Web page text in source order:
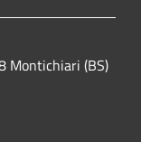
Montichiari (BS)